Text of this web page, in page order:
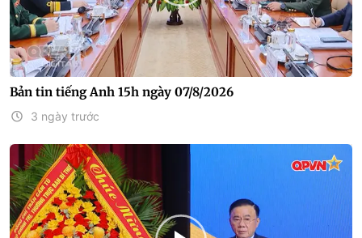
Bản tin tiếng Anh 15h ngày 07/8/2026
3 ngày trước